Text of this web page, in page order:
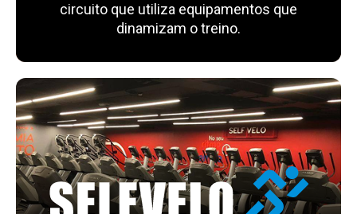
circuito que utiliza equipamentos que
dinamizam o treino.